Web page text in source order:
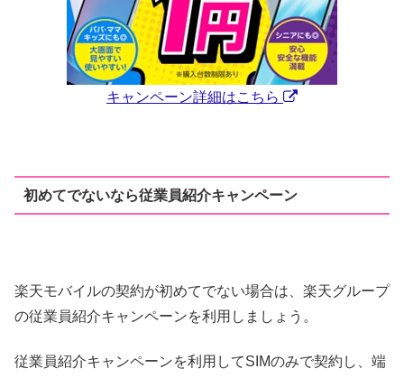
キャンペーン詳細はこちら
初めてでないなら従業員紹介キャンペーン
楽天モバイルの契約が初めてでない場合は、楽天グループ
の従業員紹介キャンペーンを利用しましょう。
従業員紹介キャンペーンを利用してSIMのみで契約し、端